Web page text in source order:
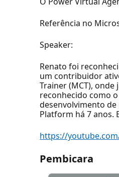
Referência no
Speaker:
Renato foi
um contribuidor
Trainer (MCT),
reconhecido como
desenvolvimento
Platform há 7 anos.
https://
Pembicara